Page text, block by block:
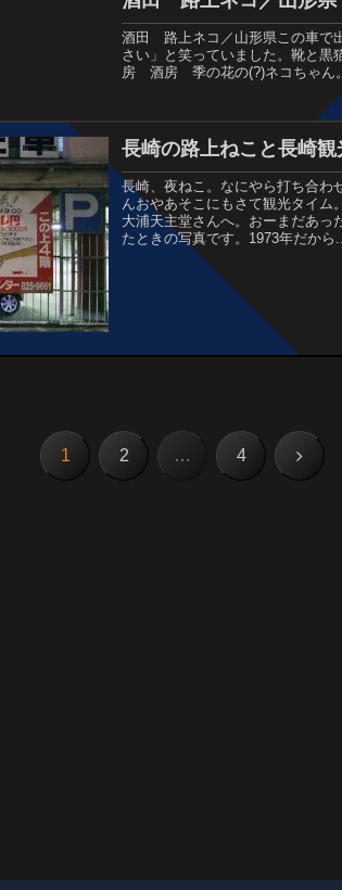
酒田 路上ネコ／山形県この車で
さい」と笑っていました。靴と黒
房 酒房 季の花の(?)ネコちゃん
長崎の路上ねこと長崎観
長崎、夜ねこ。なにやら打ち合わ
んおやあそこにもさて観光タイム
大浦天主堂さんへ。おーまだあ
たときの写真です。1973年だから
1 2 … 4 次